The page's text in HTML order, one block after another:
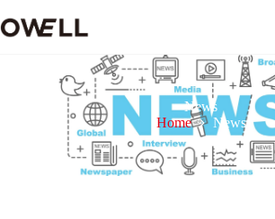
News
Home
News